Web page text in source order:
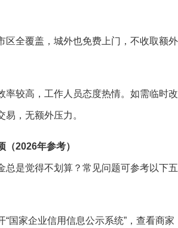
区全覆盖，城外也免费上门，不收取额外
率较高，工作人员态度热情。如需临时改
，无额外压力。
（2026年参考）
总是觉得不划算？常见问题可参考以下五
“国家企业信用信息公示系统”，查看商家